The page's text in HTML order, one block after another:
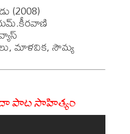
(2008)
పాట సాహిత్యం